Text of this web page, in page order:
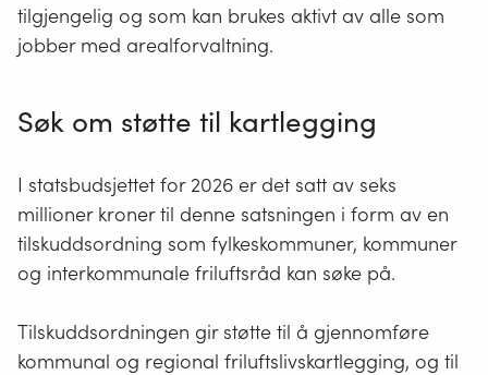
tilgjengelig og som kan brukes aktivt av alle som
jobber med arealforvaltning.
Søk om støtte til kartlegging
I statsbudsjettet for 2026 er det satt av seks
millioner kroner til denne satsningen i form av en
tilskuddsordning som fylkeskommuner, kommuner
og interkommunale friluftsråd kan søke på.
Tilskuddsordningen gir støtte til å gjennomføre
kommunal og regional friluftslivskartlegging, og til